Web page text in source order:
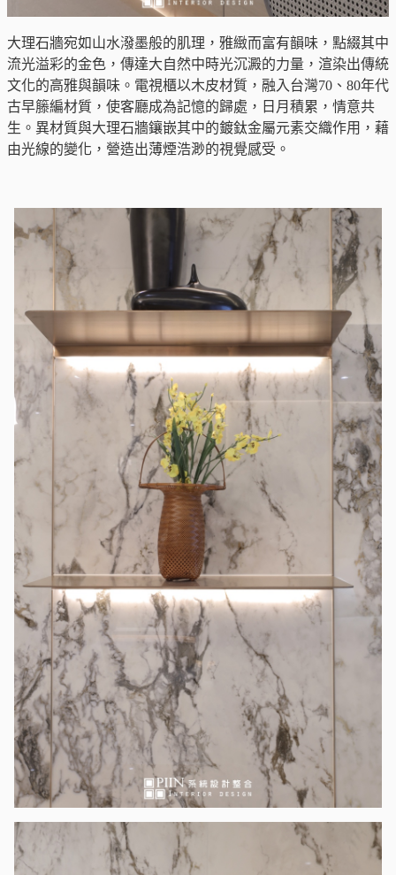
大理石牆宛如山水潑墨般的肌理，雅緻而富有韻味，點綴其中
流光溢彩的金色，傳達大自然中時光沉澱的力量，渲染出傳統
文化的高雅與韻味。電視櫃以木皮材質，融入台灣70、80年代
古早籐編材質，使客廳成為記憶的歸處，日月積累，情意共
生。異材質與大理石牆鑲嵌其中的鍍鈦金屬元素交織作用，藉
由光線的變化，營造出薄煙浩渺的視覺感受。